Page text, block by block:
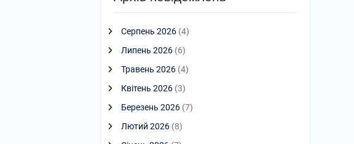
Серпень 2026 (4)
Липень 2026 (6)
Травень 2026 (4)
Квітень 2026 (3)
Березень 2026 (7)
Лютий 2026 (8)